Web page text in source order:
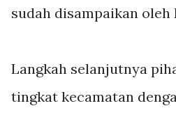
sudah disampaikan oleh
Langkah selanjutnya
tingkat kecamatan